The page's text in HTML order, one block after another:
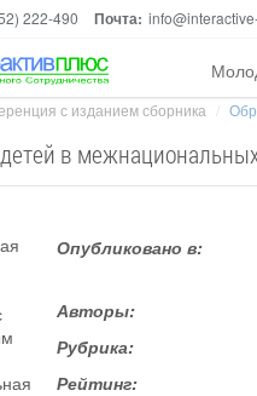
222-490 Почта:
с изданием сборника
в
Опубликовано в:
Авторы:
Рубрика:
Рейтинг: